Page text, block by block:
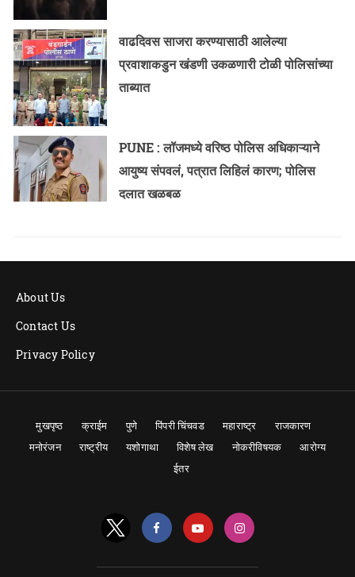
वाढदिवस साजरा करण्यासाठी आलेल्या
प्रवाशाकडुन खंडणी उकळणारी टोळी पोलिसांच्या
ताब्यात
PUNE : लॉजमध्ये वरिष्ठ पोलिस अधिकाऱ्याने
आयुष्य संपवलं, पत्रात लिहिलं कारण; पोलिस
दलात खळबळ
About Us
Contact Us
Privacy Policy
मुखपृष्ठ क्राईम पुणे पिंपरी चिंचवड महाराष्ट्र
राजकारण
मनोरंजन
राष्ट्रीय यशोगाथा विशेष लेख नोकरीविषयक
आरोग्य
ईतर